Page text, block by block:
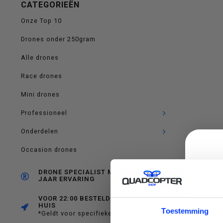
Toestemming
CATEGORIEËN
Onze Top 10
Drones onder 250gram
Alle drones
Race drones
Mini drones
Professioneel
Onderdelen
Occasion drones
DRONE SPECIALIST MET RUIM 10
JAAR ERVARING
VOOR 22:00 BESTELD, MORGEN IN
HUIS
*Geldt voor specifieke producten